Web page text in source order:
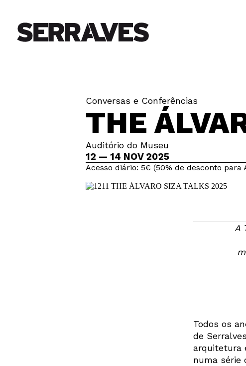
Conversas e Conferências
THE
Auditório do Museu
12 — 14 NOV 2025
Acesso diário: 5€ (50% de desconto
A
Todos os
de
arquitetura
numa série